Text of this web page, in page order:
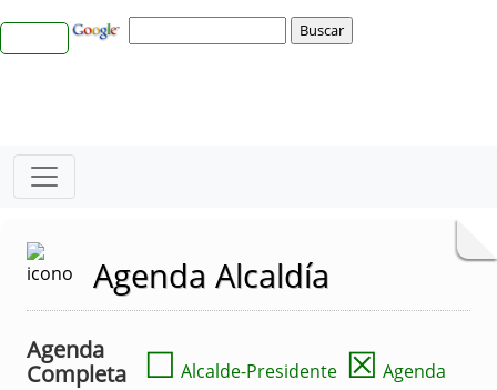
Agenda Alcaldía
Agenda
Completa
☐ Alcalde-Presidente ☒ Agenda